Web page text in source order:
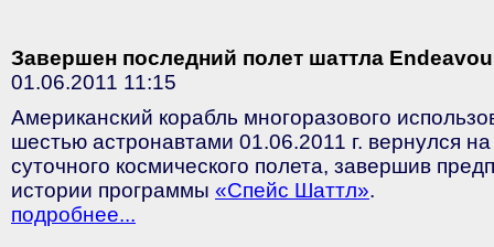
Завершен последний полет шаттла
01.06.2011 11:15
Американский корабль многоразового
шестью астронавтами 01.06.2011 г. вернулся
суточного космического полета, завершив
истории программы «Спейс Шаттл».
подробнее...